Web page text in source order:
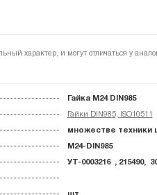
характер, и могут отличаться у
Гайка М24 DIN985
Гайки DIN985, ISO10511
множестве техники
M24-DIN985
УТ-0003216 , 215490,